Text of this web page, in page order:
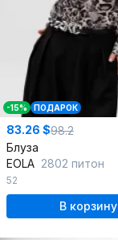
-15% ПОДАРОК
83.26 $98.2
Блуза
EOLA 2802 питон
52
В корзину